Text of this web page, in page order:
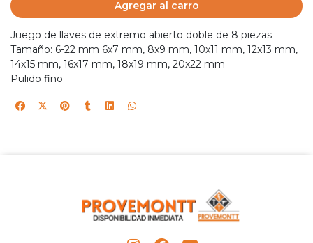
Agregar al carro
Juego de llaves de extremo abierto doble de 8 piezas
Tamaño: 6-22 mm 6x7 mm, 8x9 mm, 10x11 mm, 12x13 mm,
14x15 mm, 16x17 mm, 18x19 mm, 20x22 mm
Pulido fino